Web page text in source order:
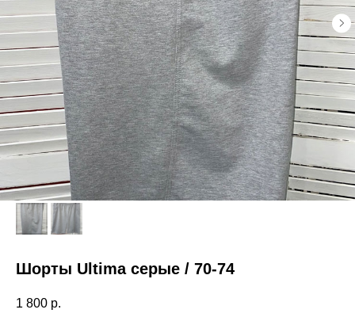
Шорты Ultima серые / 70-74
1 800 р.